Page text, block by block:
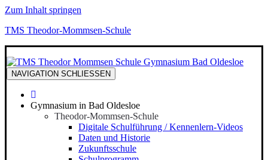
Zum Inhalt springen
TMS Theodor-Mommsen-Schule
NAVIGATION SCHLIESSEN
Gymnasium in Bad Oldesloe
Theodor-Mommsen-Schule
Digitale Schulführung / Kennenlern-Videos
Daten und Historie
Zukunftsschule